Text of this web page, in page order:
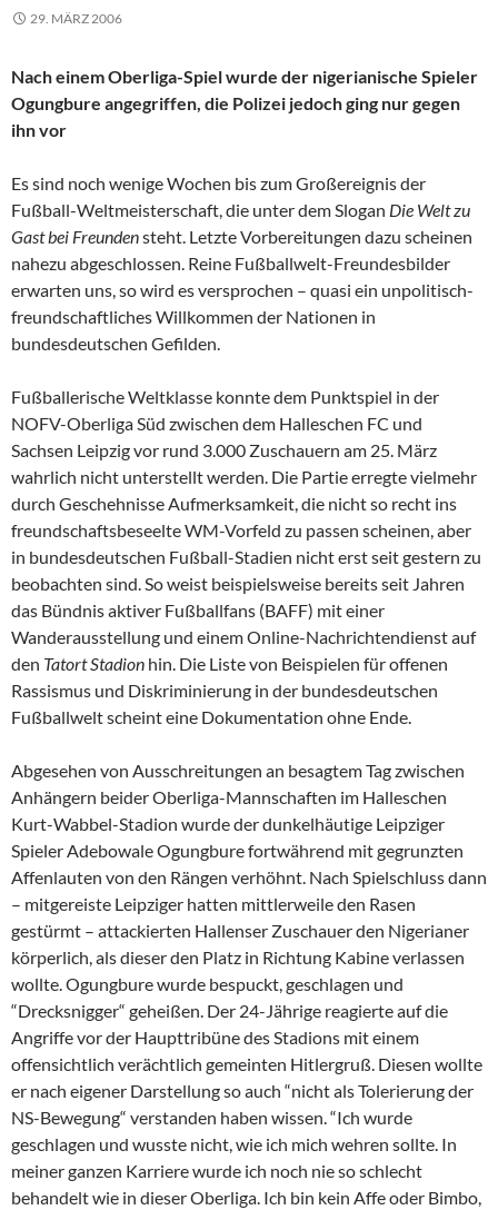
29. MÄRZ 2006
Nach einem Oberliga-Spiel wurde der nigerianische Spieler
Ogungbure angegriffen, die Polizei jedoch ging nur gegen
ihn vor
Es sind noch wenige Wochen bis zum Großereignis der
Fußball-Weltmeisterschaft, die unter dem Slogan Die Welt zu
Gast bei Freundensteht. Letzte Vorbereitungen dazu scheinen
nahezu abgeschlossen. Reine Fußballwelt-Freundesbilder
erwarten uns, so wird es versprochen – quasi ein unpolitisch-
freundschaftliches Willkommen der Nationen in
bundesdeutschen Gefilden.
Fußballerische Weltklasse konnte dem Punktspiel in der
NOFV-Oberliga Süd zwischen dem Halleschen FC und
Sachsen Leipzig vor rund 3.000 Zuschauern am 25. März
wahrlich nicht unterstellt werden. Die Partie erregte vielmehr
durch Geschehnisse Aufmerksamkeit, die nicht so recht ins
freundschaftsbeseelte WM-Vorfeld zu passen scheinen, aber
in bundesdeutschen Fußball-Stadien nicht erst seit gestern zu
beobachten sind. So weist beispielsweise bereits seit Jahren
das Bündnis aktiver Fußballfans (BAFF) mit einer
Wanderausstellung und einem Online-Nachrichtendienst auf
den Tatort Stadion hin. Die Liste von Beispielen für offenen
Rassismus und Diskriminierung in der bundesdeutschen
Fußballwelt scheint eine Dokumentation ohne Ende.
Abgesehen von Ausschreitungen an besagtem Tag zwischen
Anhängern beider Oberliga-Mannschaften im Halleschen
Kurt-Wabbel-Stadion wurde der dunkelhäutige Leipziger
Spieler Adebowale Ogungbure fortwährend mit gegrunzten
Affenlauten von den Rängen verhöhnt. Nach Spielschluss dann
– mitgereiste Leipziger hatten mittlerweile den Rasen
gestürmt – attackierten Hallenser Zuschauer den Nigerianer
körperlich, als dieser den Platz in Richtung Kabine verlassen
wollte. Ogungbure wurde bespuckt, geschlagen und
“Drecksnigger“ geheißen. Der 24-Jährige reagierte auf die
Angriffe vor der Haupttribüne des Stadions mit einem
offensichtlich verächtlich gemeinten Hitlergruß. Diesen wollte
er nach eigener Darstellung so auch “nicht als Tolerierung der
NS-Bewegung“ verstanden haben wissen. “Ich wurde
geschlagen und wusste nicht, wie ich mich wehren sollte. In
meiner ganzen Karriere wurde ich noch nie so schlecht
behandelt wie in dieser Oberliga. Ich bin kein Affe oder Bimbo,